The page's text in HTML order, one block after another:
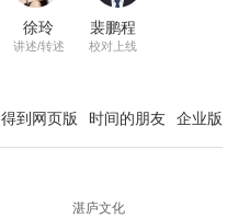
徐玲
讲述/转述
裴鹏程
校对上线
得到网页版 时间的朋友 企业版
湛庐文化